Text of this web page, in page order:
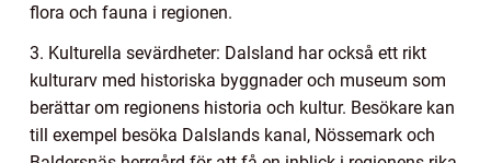
flora och fauna i regionen.
3. Kulturella sevärdheter: Dalsland har också ett rikt
kulturarv med historiska byggnader och museum som
berättar om regionens historia och kultur. Besökare kan
till exempel besöka Dalslands kanal, Nössemark och